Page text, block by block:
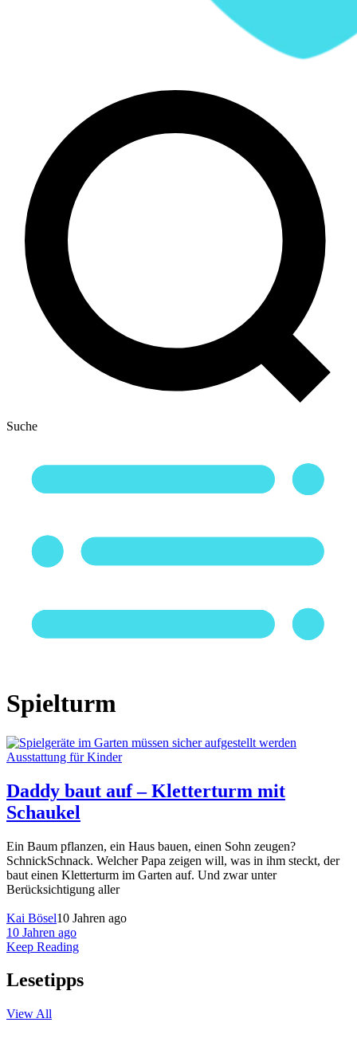
Suche
Spielturm
Ausstattung für Kinder
Daddy baut auf – Kletterturm mit
Schaukel
Ein Baum pflanzen, ein Haus bauen, einen Sohn zeugen?
SchnickSchnack. Welcher Papa zeigen will, was in ihm steckt, der
baut einen Kletterturm im Garten auf. Und zwar unter
Berücksichtigung aller
Kai Bösel10 Jahren ago
10 Jahren ago
Keep Reading
Lesetipps
View All